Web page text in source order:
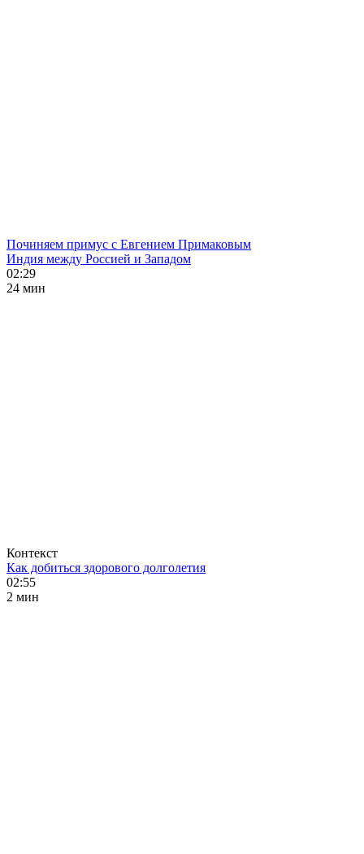
Починяем примус с Евгением Примаковым
Индия между Россией и Западом
02:29
24 мин
Контекст
Как добиться здорового долголетия
02:55
2 мин